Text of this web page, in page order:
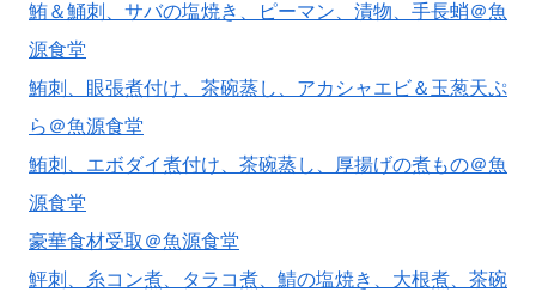
鮪＆鯒刺、サバの塩焼き、ピーマン、漬物、手長蛸＠魚
源食堂
鮪刺、眼張煮付け、茶碗蒸し、アカシャエビ＆玉葱天ぷ
ら＠魚源食堂
鮪刺、エボダイ煮付け、茶碗蒸し、厚揚げの煮もの＠魚
源食堂
豪華食材受取＠魚源食堂
鮃刺、糸コン煮、タラコ煮、鯖の塩焼き、大根煮、茶碗